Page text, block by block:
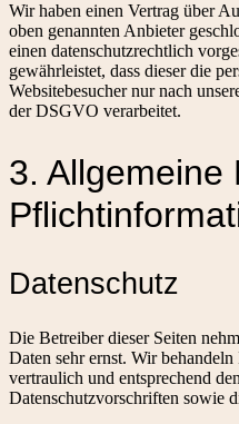
Wir haben einen Vertrag über
oben genannten Anbieter
einen datenschutzrechtlich
gewährleistet, dass dieser die
Websitebesucher nur nach
der DSGVO verarbeitet.
3. Allgemeine
Datenschutz
Die Betreiber dieser Seiten
Daten sehr ernst. Wir
vertraulich und entsprechend
Datenschutzvorschriften sowie